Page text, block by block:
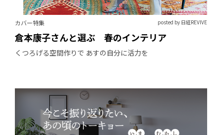
カバー特集 posted by 日経REVIVE
倉本康子さんと選ぶ 春のインテリア
くつろげる空間作りで あすの自分に活力を